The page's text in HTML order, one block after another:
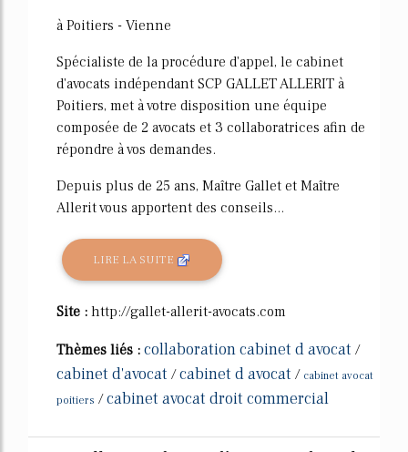
à Poitiers - Vienne
Spécialiste de la procédure d'appel, le cabinet
d'avocats indépendant SCP GALLET ALLERIT à
Poitiers, met à votre disposition une équipe
composée de 2 avocats et 3 collaboratrices afin de
répondre à vos demandes.
Depuis plus de 25 ans, Maître Gallet et Maître
Allerit vous apportent des conseils...
LIRE LA SUITE
Site : http://gallet-allerit-avocats.com
Thèmes liés : collaboration cabinet d avocat /
cabinet d'avocat /cabinet d avocat / cabinet avocat
poitiers /cabinet avocat droit commercial